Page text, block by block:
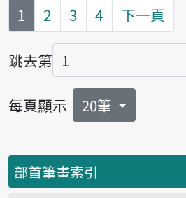
第
1 2 3 4 下一頁
跳去第
頁碼
每頁顯示 20筆
部首筆畫索引